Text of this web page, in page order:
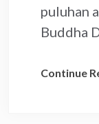
puluhan
Buddha
Continue